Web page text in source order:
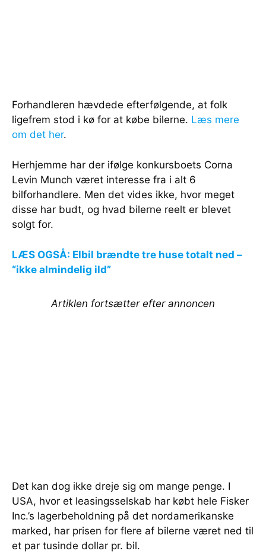
Forhandleren hævdede efterfølgende, at folk
ligefrem stod i kø for at købe bilerne. Læs mere
om det her.
Herhjemme har der ifølge konkursboets Corna
Levin Munch været interesse fra i alt 6
bilforhandlere. Men det vides ikke, hvor meget
disse har budt, og hvad bilerne reelt er blevet
solgt for.
LÆS OGSÅ: Elbil brændte tre huse totalt ned –
“ikke almindelig ild”
Artiklen fortsætter efter annoncen
Det kan dog ikke dreje sig om mange penge. I
USA, hvor et leasingsselskab har købt hele Fisker
Inc.’s lagerbeholdning på det nordamerikanske
marked, har prisen for flere af bilerne været ned til
et par tusinde dollar pr. bil.